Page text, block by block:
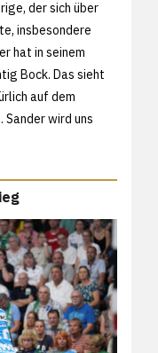
der sich über
insbesondere
hat in seinem
Bock. Das sieht
auf dem
wird uns